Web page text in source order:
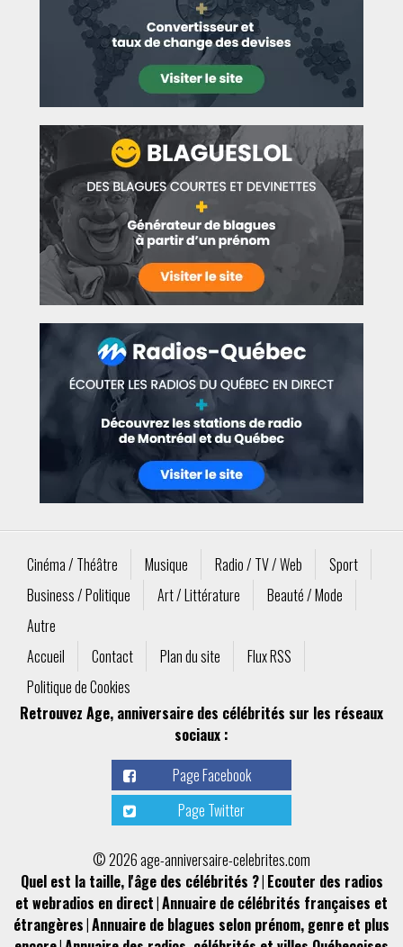
Cinéma / Théâtre Musique Radio / TV / Web
Sport
Business / Politique
Art / Littérature
Beauté / Mode
Autre
Accueil
Contact Plan du site
Flux RSS
Politique de Cookies
Retrouvez Age, anniversaire des célébrités sur les réseaux
sociaux :
Page Facebook
Page Twitter
© 2026 age-anniversaire-celebrites.com
Quel est la taille, l'âge des célébrités ?| Ecouter des radios
et webradios en direct|Annuaire de célébrités françaises et
étrangères|Annuaire de blagues selon prénom, genre et plus